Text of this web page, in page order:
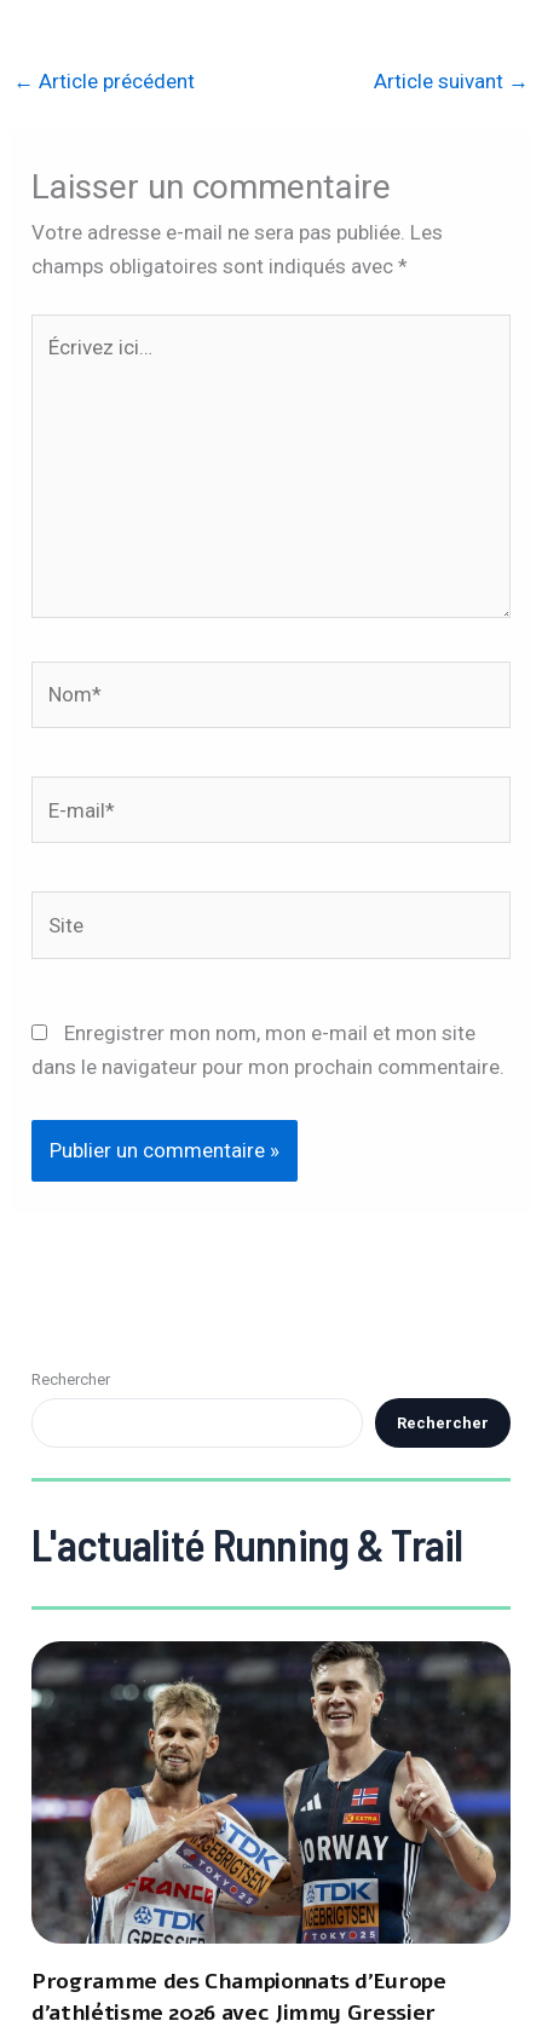
← Article précédent Article suivant →
Laisser un commentaire
Votre adresse e-mail ne sera pas publiée. Les
champs obligatoires sont indiqués avec*
mail*
Enregistrer mon nom, mon e-mail et mon site
dans le navigateur pour mon prochain commentaire.
Rechercher
Rechercher
L'actualité Running & Trail
Programme des Championnats d’Europe
d’athlétisme 2026 avec Jimmy Gressier